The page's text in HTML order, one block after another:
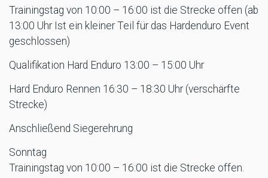
Trainingstag von 10:00 – 16:00 ist die Strecke offen (ab
13:00 Uhr Ist ein kleiner Teil für das Hardenduro Event
geschlossen)
Qualifikation Hard Enduro 13:00 – 15:00 Uhr
Hard Enduro Rennen 16:30 – 18:30 Uhr (verschärfte
Strecke)
Anschließend Siegerehrung
Sonntag
Trainingstag von 10:00 – 16:00 ist die Strecke offen.